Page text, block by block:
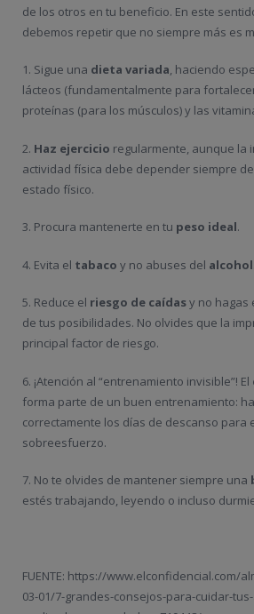
de los otros en tu beneficio. En este
debemos repetir que no siempre más es
1. Sigue una dieta variada, haciendo
lácteos (fundamentalmente para
proteínas (para los músculos) y las
2. Haz ejercicio regularmente, aunque la
actividad física debe depender siempre
estado físico.
3. Procura mantenerte en tu peso ideal.
4. Evita el tabaco y no abuses del alcohol
5. Reduce el riesgo de caídasy no hagas
de tus posibilidades. No olvides que la
principal factor de riesgo.
6. ¡Atención al “entrenamiento invisible”! El
forma parte de un buen entrenamiento:
correctamente los días de descanso para
sobreesfuerzo.
7. No te olvides de mantener siempre una
estés trabajando, leyendo o incluso
FUENTE: https://www.elconfidencial.com/
03-01/7-grandes-consejos-para-cuidar-